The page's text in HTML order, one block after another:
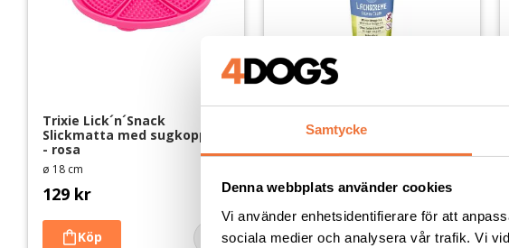
Samtycke
Denna webbplats använder cookies
Vi använder enhetsidentifierare för att
sociala medier och analysera vår trafik. Vi
Trixie Lick´n´Snack
Slickmatta med sugkoppar
- rosa
ø 18 cm
129 kr
Tubidog Belöningsgodis på
tub - Laxcreme delikatess
Utan tillsatt socker
49kr